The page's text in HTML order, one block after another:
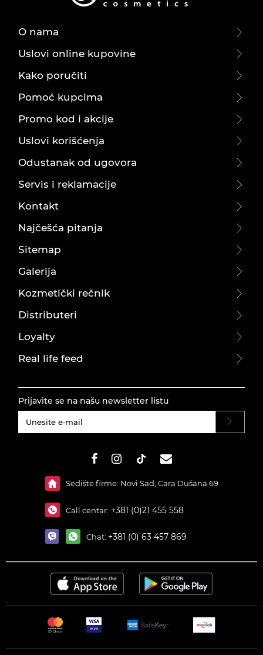
O nama
Uslovi online kupovine
Kako poručiti
Pomoć kupcima
Promo kod i akcije
Uslovi korišćenja
Odustanak od ugovora
Servis i reklamacije
Kontakt
Najčešća pitanja
Sitemap
Galerija
Kozmetički rečnik
Distributeri
Loyalty
Real life feed
Prijavite se na našu newsletter listu
Sedište firme: Novi Sad, Cara Dušana 69
Call centar: +381 (0)21 455 558
Chat: +381 (0) 63 457 869